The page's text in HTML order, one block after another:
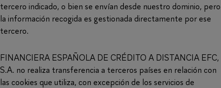
tercero indicado, o bien se envían desde nuestro dominio, pero
la información recogida es gestionada directamente por ese
tercero.
FINANCIERA ESPAÑOLA DE CRÉDITO A DISTANCIA EFC,
S.A. no realiza transferencia a terceros países en relación con
las cookies que utiliza, con excepción de los servicios de